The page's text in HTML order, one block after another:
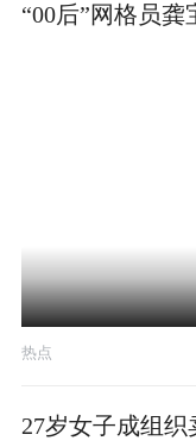
“00后”网格员
热点
27岁女子成组